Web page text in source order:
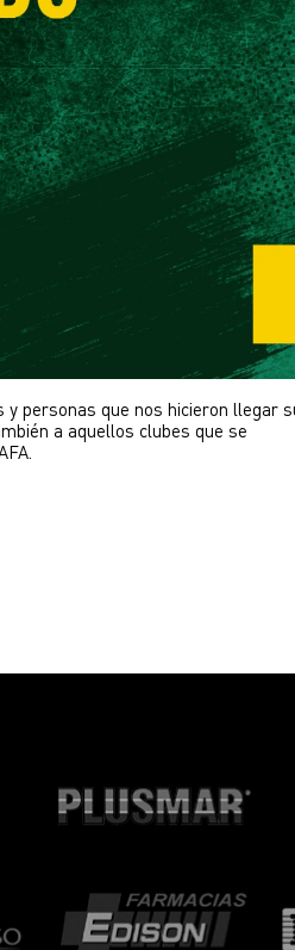
personas que nos hicieron llegar
a aquellos clubes que se